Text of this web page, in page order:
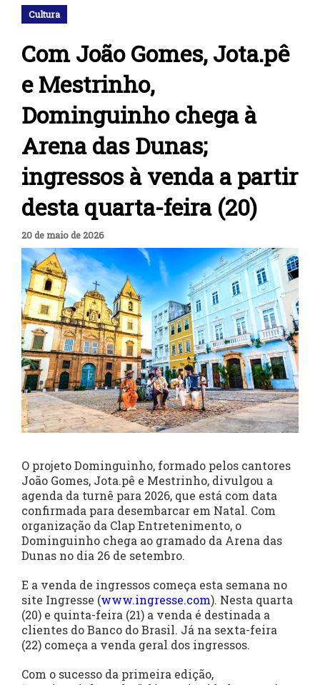
Cultura
Com João Gomes, Jota.pê
e Mestrinho,
Dominguinho chega à
Arena das Dunas;
ingressos à venda a partir
desta quarta-feira (20)
20 de maio de 2026
O projeto Dominguinho, formado pelos cantores
João Gomes, Jota.pê e Mestrinho, divulgou a
agenda da turnê para 2026, que está com data
confirmada para desembarcar em Natal. Com
organização da Clap Entretenimento, o
Dominguinho chega ao gramado da Arena das
Dunas no dia 26 de setembro.
E a venda de ingressos começa esta semana no
site Ingresse (www.ingresse.com). Nesta quarta
(20) e quinta-feira (21) a venda é destinada a
clientes do Banco do Brasil. Já na sexta-feira
(22) começa a venda geral dos ingressos.
Com o sucesso da primeira edição,